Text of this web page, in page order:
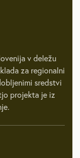
v deležu
za regionalni
sredstvi
projekta je iz